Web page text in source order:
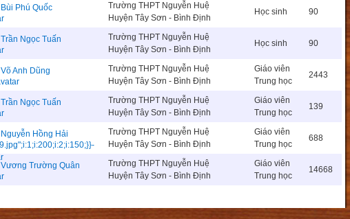
Bùi Phú Quốc
Trường THPT Nguyễn Huệ
Huyện Tây Sơn - Bình Định
Học sinh 90
Trần Ngọc Tuấn
Trường THPT Nguyễn Huệ
Huyện Tây Sơn - Bình Định
Học sinh 90
Võ Anh Dũng
Trường THPT Nguyễn Huệ
Huyện Tây Sơn - Bình Định
Giáo viên
Trung học
2443
Trần Ngọc Tuấn
Trường THPT Nguyễn Huệ
Huyện Tây Sơn - Bình Định
Giáo viên
Trung học
139
Nguyễn Hồng Hải
Trường THPT Nguyễn Huệ
Huyện Tây Sơn - Bình Định
Giáo viên
Trung học
688
Vương Trường Quân
Trường THPT Nguyễn Huệ
Huyện Tây Sơn - Bình Định
Giáo viên
Trung học
14668